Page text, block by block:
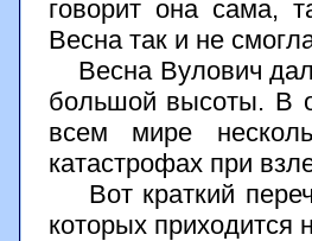
говорит она сама,
Весна так и не
Весна Вулович
большой высоты. В
всем мире
катастрофах при
Вот краткий
которых приходится